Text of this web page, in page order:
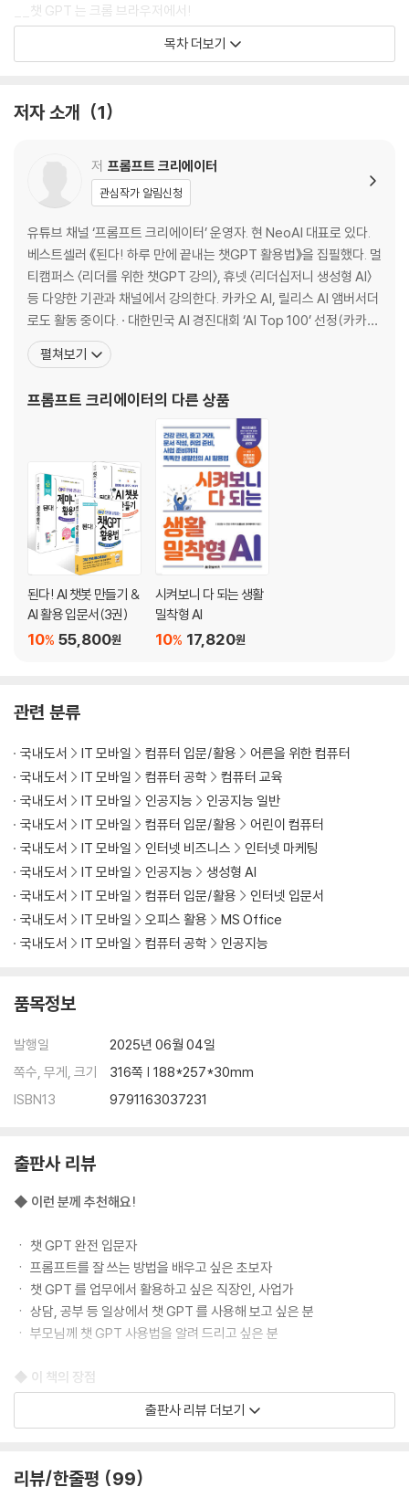
__챗 GPT 는 크롬 브라우저에서!
__하면 된다!} 크롬에서 챗 GPT 시작하기
__하면 된다!] 챗 GPT 탈퇴하기
__소규모 팀을 위한 챗 GPT 팀 요금제
01-3 챗 GPT 에서 자주 사용하는 기본 개념 8 가지
__프롬프트 엔지니어링 - 명령어를 작성하는 기술
__자연어 처리 - 인공지능이 사람의 말을 이해는 방법
__환각 현상 - 없는 일을 있는 것처럼 대답하는 이유
__머신러닝 - 기계가 스스로 학습하고 개선한다
__딥러닝 - 복잡한 작업을 위한 훈련
__토큰 - 의미 단위의 토큰 조각
__파인 튜닝 - 새로운 작업을 가르치는 과정
__AGI - 범용 인공지능
〈AI 고수로 나아가기〉 GPT 모델마다 잘하는 것이 다를까?
02-1 챗 GPT 와 대화 시작하기
__하면 된다!} 챗 GPT 에게 간단한 질문 해보기
02-2 챗 GPT 화면 구성 살펴보기
02-3 글을 대신 써주는 챗 GPT
__단편 소설 써보기 - 웹 검색으로 참고 자료 찾기
__시 창작해 보기
__자유로운 문서 편집을 위한 캔버스
__하면 된다!} 캔버스로 편지 초안 작성하기
02-4 수백 장의 문서도 순식간에 요약 완료!
__보고서 요약하기 - 파일 첨부하기
02-5 챗 GPT 의 답변을 그대로 믿어도 될까?
__가까운 과거 질문하기
__과학 현상 질문하기
02-6 공감부터 해결책까지 구체적으로 상담받기
__진로 상담하기
__자녀 교육 상담하기
02-7 나만의 챗봇, GPTs
__하면 된다!} 사람들이 만들어 둔 챗봇(GPTs) 사용하기
__하면 된다!} 나만의 챗봇(GPT) 만들기
__내가 만든 챗봇 써보기
02-8 챗 GPT 를 잘 사용하는 7 가지 방법
__챗 GPT, 너의 역할은…
__맥락을 알려 주자
__기호를 사용해서 특정 부분 강조하기
__하면 된다!} 챗 GPT 의 답변 바꿔 보기
__잘린 답변 이어 듣기
__챗 GPT 맞춤 설정하기
__하면 된다!} 챗 GPT 에게 가이드라인 잡아 주기
둘째마당 | 챗 GPT 제대로 활용하기
03-1 다국어로 자연스럽게 번역하기
__번역가 역할도 문제없다!
__수신자를 고려해 영문 이메일 보내기
__여러 나라의 언어로 번역하기
03-2 블로그 글쓰기
__블로그 글쓰기 아이디어 찾기
03-3 소설 줄거리 초안 잡기
__소설의 시놉시스와 제목, 차례 잡기
04 직장인이라면 필수! 실무에서 챗 GPT 도움받기
목차 더보기
저자 소개 1
저 프롬프트 크리에이터
관심작가 알림신청
유튜브 채널 ‘프롬프트 크리에이터’ 운영자. 현 NeoAI 대표로 있다.
베스트셀러 《된다! 하루 만에 끝내는 챗GPT 활용법》을 집필했다. 멀
티캠퍼스 〈리더를 위한 챗GPT 강의〉, 휴넷 〈리더십저니 생성형 AI〉
등 다양한 기관과 채널에서 강의한다. 카카오 AI, 릴리스 AI 앰버서더
로도 활동 중이다. · 대한민국 AI 경진대회 ‘AI Top 100’ 선정(카카오
·과학기술정보통신부 후원) · HarvardX, 데이터과학 및 머신러닝 과
정 수료 · 생성형 AI 교육자 코스 수료 · IBM, 경영인 및 비즈니스 리더
펼쳐보기
프롬프트 크리에이터의 다른 상품
된다! AI 챗봇 만들기 &
AI 활용 입문서(3권)
55,800원
10%
시켜보니 다 되는 생활
밀착형 AI
17,820원
10%
관련 분류
국내도서 IT 모바일 컴퓨터 입문/활용
어른을 위한 컴퓨터
국내도서
IT 모바일 컴퓨터 공학
컴퓨터 교육
국내도서
IT 모바일 인공지능
인공지능 일반
국내도서
IT 모바일 컴퓨터 입문/활용
어린이 컴퓨터
국내도서
IT 모바일 인터넷 비즈니스
인터넷 마케팅
국내도서
IT 모바일 인공지능
생성형 AI
국내도서
IT 모바일 컴퓨터 입문/활용
인터넷 입문서
국내도서
IT 모바일 오피스 활용
MS Office
국내도서
IT 모바일 컴퓨터 공학 인공지능
품목정보
발행일
2025년 06월 04일
쪽수, 무게, 크기
316쪽 | 188*257*30mm
ISBN13
9791163037231
출판사 리뷰
◆ 이런 분께 추천해요!
ㆍ 챗 GPT 완전 입문자
ㆍ 프롬프트를 잘 쓰는 방법을 배우고 싶은 초보자
ㆍ 챗 GPT 를 업무에서 활용하고 싶은 직장인, 사업가
ㆍ 상담, 공부 등 일상에서 챗 GPT 를 사용해 보고 싶은 분
ㆍ 부모님께 챗 GPT 사용법을 알려 드리고 싶은 분
◆ 이 책의 장점
ㆍ 용어 설명부터 프롬프트 작성까지 일련의 과정을 담았다.
출판사 리뷰 더보기
리뷰/한줄평 99